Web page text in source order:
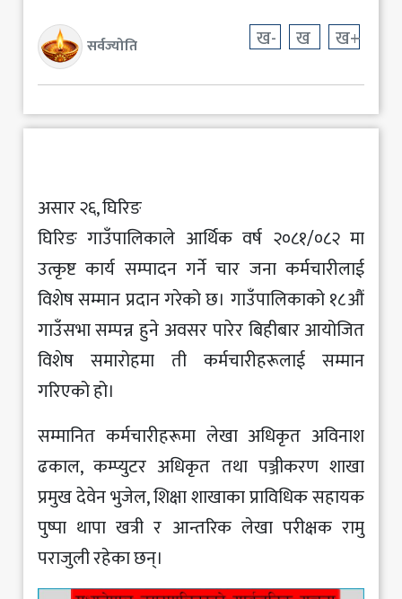
सर्वज्योति ख- ख ख+
असार २६, घिरिङ
घिरिङ गाउँपालिकाले आर्थिक वर्ष २०८१/०८२ मा
उत्कृष्ट कार्य सम्पादन गर्ने चार जना कर्मचारीलाई
विशेष सम्मान प्रदान गरेको छ। गाउँपालिकाको १८औं
गाउँसभा सम्पन्न हुने अवसर पारेर बिहीबार आयोजित
विशेष समारोहमा ती कर्मचारीहरूलाई सम्मान
गरिएको हो।
सम्मानित कर्मचारीहरूमा लेखा अधिकृत अविनाश
ढकाल, कम्प्युटर अधिकृत तथा पञ्जीकरण शाखा
प्रमुख देवेन भुजेल, शिक्षा शाखाका प्राविधिक सहायक
पुष्पा थापा खत्री र आन्तरिक लेखा परीक्षक रामु
पराजुली रहेका छन्।